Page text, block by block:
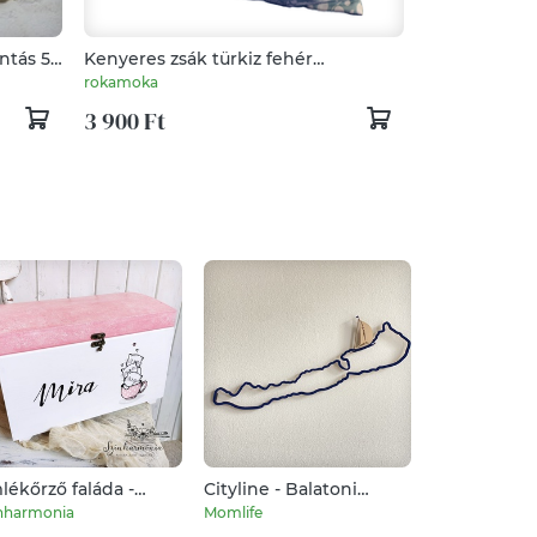
50
Kenyeres zsák türkiz fehér
levélmintával, pékárus zsák
rokamoka
3 900 Ft
faláda -
szóló
Cityline - Balatoni
hajózás városkép, fali
Momlife